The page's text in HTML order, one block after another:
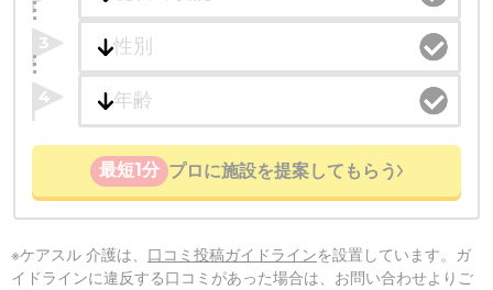
3
4
最短1分 プロに施設を提案してもらう
※ケアスル 介護は、 口コミ投稿ガイドラインを設置しています。ガ
イドラインに違反する口コミがあった場合は、お問い合わせよりご